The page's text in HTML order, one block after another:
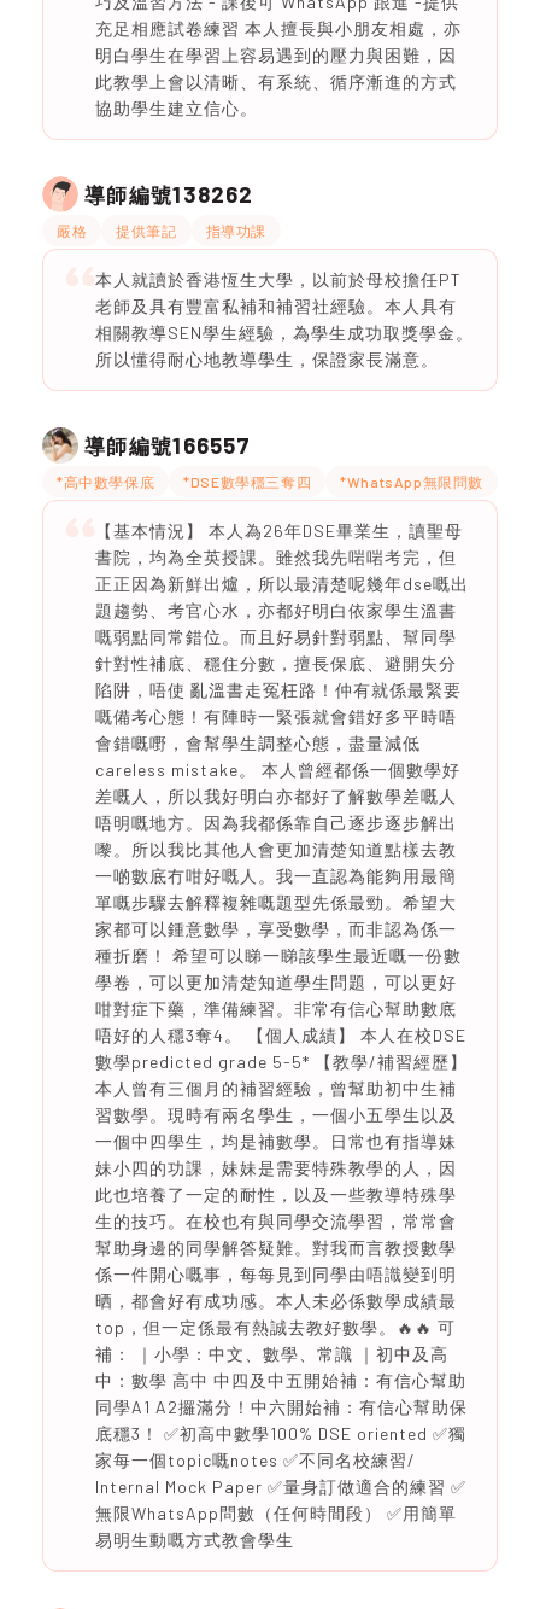
充足相應試卷練習 本人擅長與小朋友相處，亦
明白學生在學習上容易遇到的壓力與困難，因
此教學上會以清晰、有系統、循序漸進的方式
協助學生建立信心。
導師編號138262
嚴格 提供筆記 指導功課
本人就讀於香港恆生大學，以前於母校擔任PT
老師及具有豐富私補和補習社經驗。本人具有
相關教導SEN學生經驗，為學生成功取獎學金。
所以懂得耐心地教導學生，保證家長滿意。
導師編號166557
*高中數學保底 *DSE數學穩三奪四 *WhatsApp無限問數
【基本情況】 本人為26年DSE畢業生，讀聖母
書院，均為全英授課。雖然我先啱啱考完，但
正正因為新鮮出爐，所以最清楚呢幾年dse嘅出
題趨勢、考官心水，亦都好明白依家學生溫書
嘅弱點同常錯位。而且好易針對弱點、幫同學
針對性補底、穩住分數，擅長保底、避開失分
陷阱，唔使 亂溫書走冤枉路！仲有就係最緊要
嘅備考心態！有陣時一緊張就會錯好多平時唔
會錯嘅嘢，會幫學生調整心態，盡量減低
careless mistake。 本人曾經都係一個數學好
差嘅人，所以我好明白亦都好了解數學差嘅人
唔明嘅地方。因為我都係靠自己逐步逐步解出
嚟。所以我比其他人會更加清楚知道點樣去教
一啲數底冇咁好嘅人。我一直認為能夠用最簡
單嘅步驟去解釋複雜嘅題型先係最勁。希望大
家都可以鍾意數學，享受數學，而非認為係一
種折磨！ 希望可以睇一睇該學生最近嘅一份數
學卷，可以更加清楚知道學生問題，可以更好
咁對症下藥，準備練習。非常有信心幫助數底
唔好的人穩3奪4。 【個人成績】 本人在校DSE
數學predicted grade 5-5* 【教學/補習經歷】
本人曾有三個月的補習經驗，曾幫助初中生補
習數學。現時有兩名學生，一個小五學生以及
一個中四學生，均是補數學。日常也有指導妹
妹小四的功課，妹妹是需要特殊教學的人，因
此也培養了一定的耐性，以及一些教導特殊學
生的技巧。在校也有與同學交流學習，常常會
幫助身邊的同學解答疑難。對我而言教授數學
係一件開心嘅事，每每見到同學由唔識變到明
晒，都會好有成功感。本人未必係數學成績最
top，但一定係最有熱誠去教好數學。🔥🔥 可
補： ｜小學：中文、數學、常識 ｜初中及高
中：數學 高中 中四及中五開始補：有信心幫助
同學A1 A2攞滿分！中六開始補：有信心幫助保
底穩3！ ✅初高中數學100% DSE oriented ✅獨
家每一個topic嘅notes ✅不同名校練習/
Internal Mock Paper ✅量身訂做適合的練習 ✅
無限WhatsApp問數（任何時間段） ✅用簡單
易明生動嘅方式教會學生